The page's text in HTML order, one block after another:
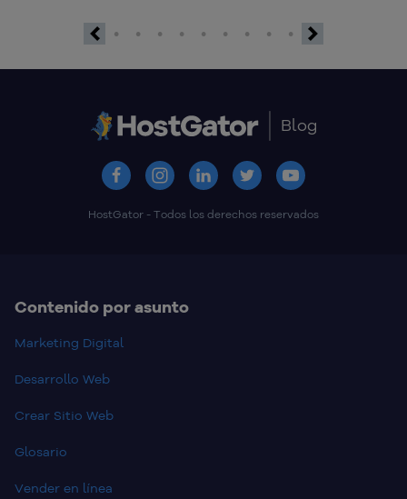
Blog
HostGator - Todos los derechos reservados
Contenido por asunto
Marketing Digital
Desarrollo Web
Crear Sitio Web
Glosario
Vender en línea